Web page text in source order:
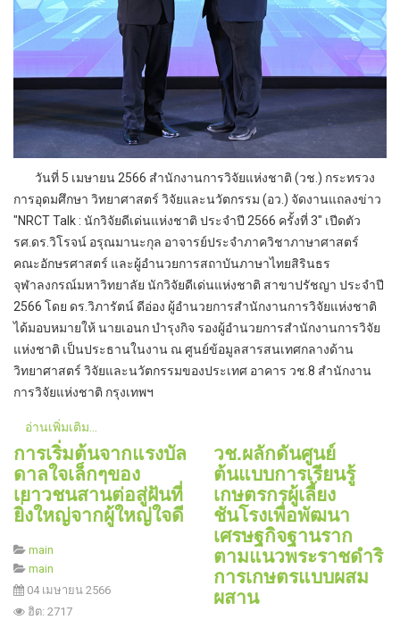
วันที่ 5 เมษายน 2566 สำนักงานการวิจัยแห่งชาติ (วช.) กระทรวง
การอุดมศึกษา วิทยาศาสตร์ วิจัยและนวัตกรรม (อว.) จัดงานแถลงข่าว
"NRCT Talk : นักวิจัยดีเด่นแห่งชาติ ประจำปี 2566 ครั้งที่ 3" เปีดตัว
รศ.ดร.วิโรจน์ อรุณมานะกุล อาจารย์ประจำภาควิชาภาษาศาสตร์
คณะอักษรศาสตร์ และผู้อำนวยการสถาบันภาษาไทยสิรินธร
จุฬาลงกรณ์มหาวิทยาลัย นักวิจัยดีเด่นแห่งชาติ สาขาปรัชญา ประจำปี
2566 โดย ดร.วิภารัตน์ ดีอ่อง ผู้อำนวยการสำนักงานการวิจัยแห่งชาติ
ได้มอบหมายให้ นายเอนก บำรุงกิจ รองผู้อำนวยการสำนักงานการวิจัย
แห่งชาติ เป็นประธานในงาน ณ ศูนย์ข้อมูลสารสนเทศกลางด้าน
วิทยาศาสตร์ วิจัยและนวัตกรรมของประเทศ อาคาร วช.8 สำนักงาน
การวิจัยแห่งชาติ กรุงเทพฯ
อ่านเพิ่มเติม...
การเริ่มต้นจากแรงบัล
ดาลใจเล็กๆของ
เยาวชนสานต่อสู่ฝันที่
ยิ่งใหญ่จากผู้ใหญ่ใจดี
main
main
04 เมษายน 2566
ฮิต: 2717
วช.ผลักดันศูนย์
ต้นแบบการเรียนรู้
เกษตรกรผู้เลี้ยง
ชันโรงเพื่อพัฒนา
เศรษฐกิจฐานราก
ตามแนวพระราชดำริ
การเกษตรแบบผสม
ผสาน